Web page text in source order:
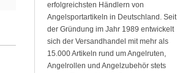
erfolgreichsten Händlern von
Angelsportartikeln in Deutschland. Seit
der Gründung im Jahr 1989 entwickelt
sich der Versandhandel mit mehr als
15.000 Artikeln rund um Angelruten,
Angelrollen und Angelzubehör stets